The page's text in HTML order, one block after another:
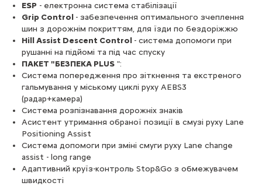
ESP - електронна система стабілізації
Grip Control - забезпечення оптимального зчеплення
шин з дорожнім покриттям, для їзди по бездоріжжю
Hill Assist Descent Control - система допомоги при
рушанні на підйомі та під час спуску
ПАКЕТ "БЕЗПЕКА PLUS ":
Система попередження про зіткнення та екстреного
гальмування у міському циклі руху AEBS3
(радар+камера)
Система розпізнавання дорожніх знаків
Асистент утримання обраної позиції в смузі руху Lane
Positioning Assist
Система допомоги при зміні смуги руху Lane change
assist - long range
Адаптивний круїз-контроль Stop&Go з обмежувачем
швидкості